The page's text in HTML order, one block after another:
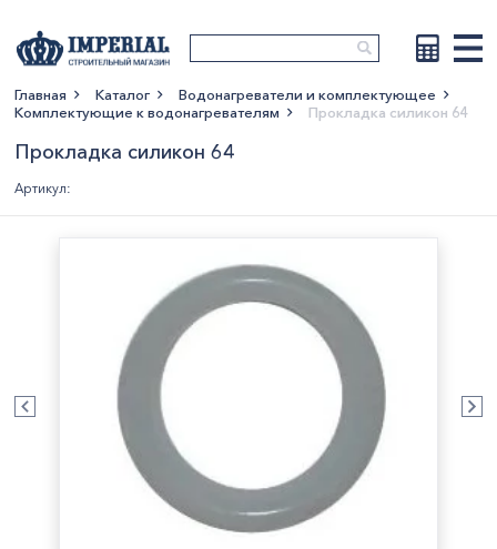
Главная Каталог
Водонагреватели и комплектующее
Комплектующие к водонагревателям
Прокладка силикон 64
Прокладка силикон 64
Артикул: